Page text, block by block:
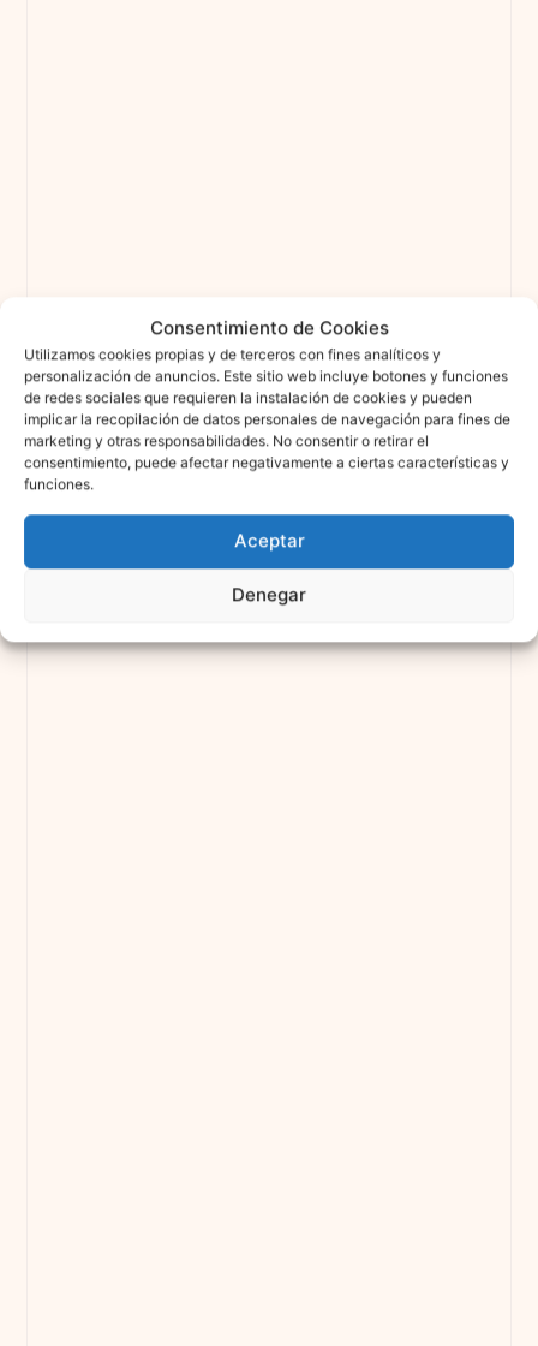
Consentimiento de Cookies
Utilizamos cookies propias y de terceros con fines analíticos y
personalización de anuncios. Este sitio web incluye botones y funciones
de redes sociales que requieren la instalación de cookies y pueden
implicar la recopilación de datos personales de navegación para fines de
marketing y otras responsabilidades. No consentir o retirar el
consentimiento, puede afectar negativamente a ciertas características y
funciones.
Aceptar
Denegar